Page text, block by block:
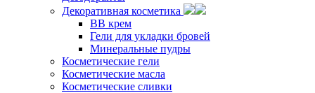
Декоративная косметика
ВВ крем
Гели для укладки бровей
Минеральные пудры
Косметические гели
Косметические масла
Косметические сливки